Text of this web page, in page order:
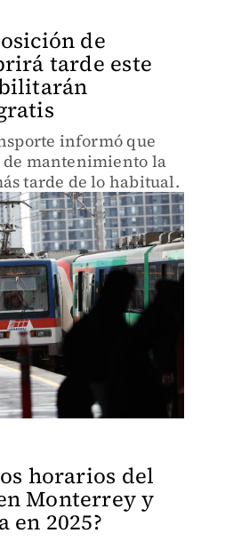
de
tarde este
informó que
de mantenimiento la
tarde de lo habitual.
horarios del
Monterrey y
en 2025?